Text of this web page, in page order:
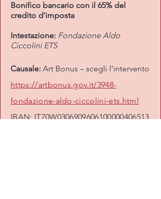
Bonifico bancario con il 65% del
credito d’imposta
Intestazione: Fondazione Aldo
Ciccolini ETS
Causale: Art Bonus – scegli l’intervento
https://artbonus.gov.it/3948-
fondazione-aldo-ciccolini-ets.html
IBAN: IT70W0306909606100000406513